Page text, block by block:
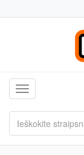
Toggle navigation